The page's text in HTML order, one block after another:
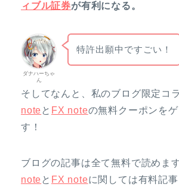
ィブル証券が有利になる。
ダナハーちゃ
ん
特許出願中ですごい！
そしてなんと、私のブログ限定コ
note と FX noteの無料クーポンを
す！
ブログの記事は全て無料で読めま
note と FX noteに関しては有料記